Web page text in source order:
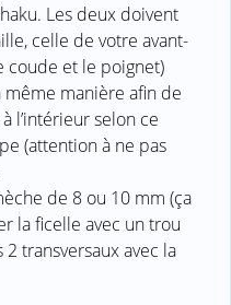
Les deux doivent
celle de votre avant-
coude et le poignet)
manière afin de
l’intérieur selon ce
(attention à ne pas
de 8 ou 10 mm (ça
la ficelle avec un trou
transversaux avec la